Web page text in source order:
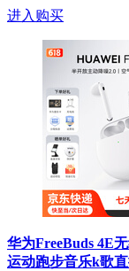
进入购买
华为FreeBuds 4E
运动跑步音乐k歌